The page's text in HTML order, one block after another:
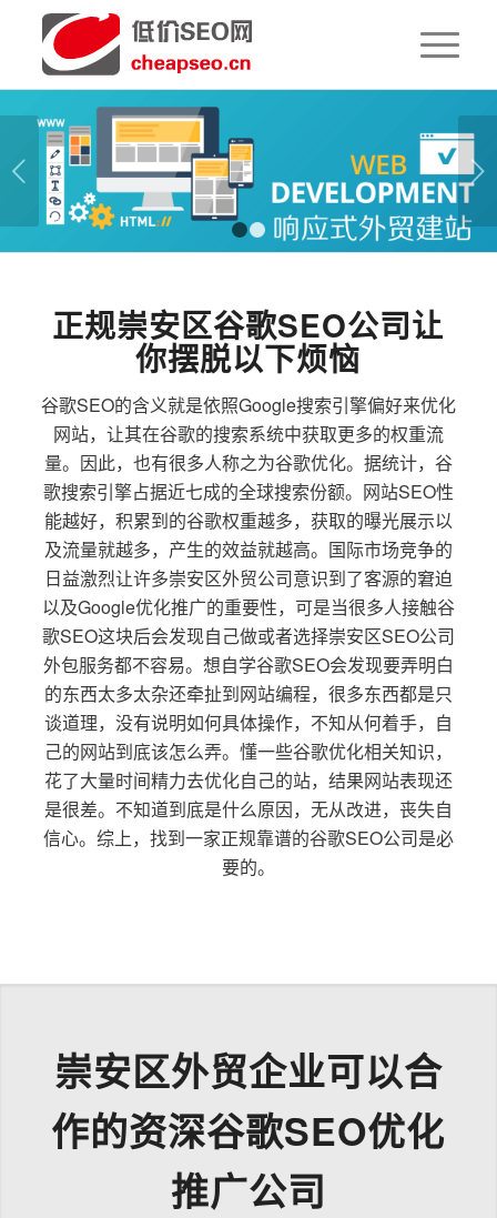
下一页
1 2
正规崇安区谷歌SEO公司让
你摆脱以下烦恼
谷歌SEO的含义就是依照Google搜索引擎偏好来优化
网站，让其在谷歌的搜索系统中获取更多的权重流
量。因此，也有很多人称之为谷歌优化。据统计，谷
歌搜索引擎占据近七成的全球搜索份额。网站SEO性
能越好，积累到的谷歌权重越多，获取的曝光展示以
及流量就越多，产生的效益就越高。国际市场竞争的
日益激烈让许多崇安区外贸公司意识到了客源的窘迫
以及Google优化推广的重要性，可是当很多人接触谷
歌SEO这块后会发现自己做或者选择崇安区SEO公司
外包服务都不容易。想自学谷歌SEO会发现要弄明白
的东西太多太杂还牵扯到网站编程，很多东西都是只
谈道理，没有说明如何具体操作，不知从何着手，自
己的网站到底该怎么弄。懂一些谷歌优化相关知识，
花了大量时间精力去优化自己的站，结果网站表现还
是很差。不知道到底是什么原因，无从改进，丧失自
信心。综上，找到一家正规靠谱的谷歌SEO公司是必
要的。
崇安区外贸企业可以合
作的资深谷歌SEO优化
推广公司